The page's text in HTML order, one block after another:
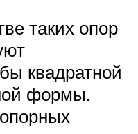
таких опор
квадратной
формы.